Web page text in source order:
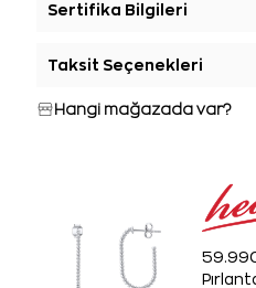
Sertifika Bilgileri
Taksit Seçenekleri
Hangi mağazada var?